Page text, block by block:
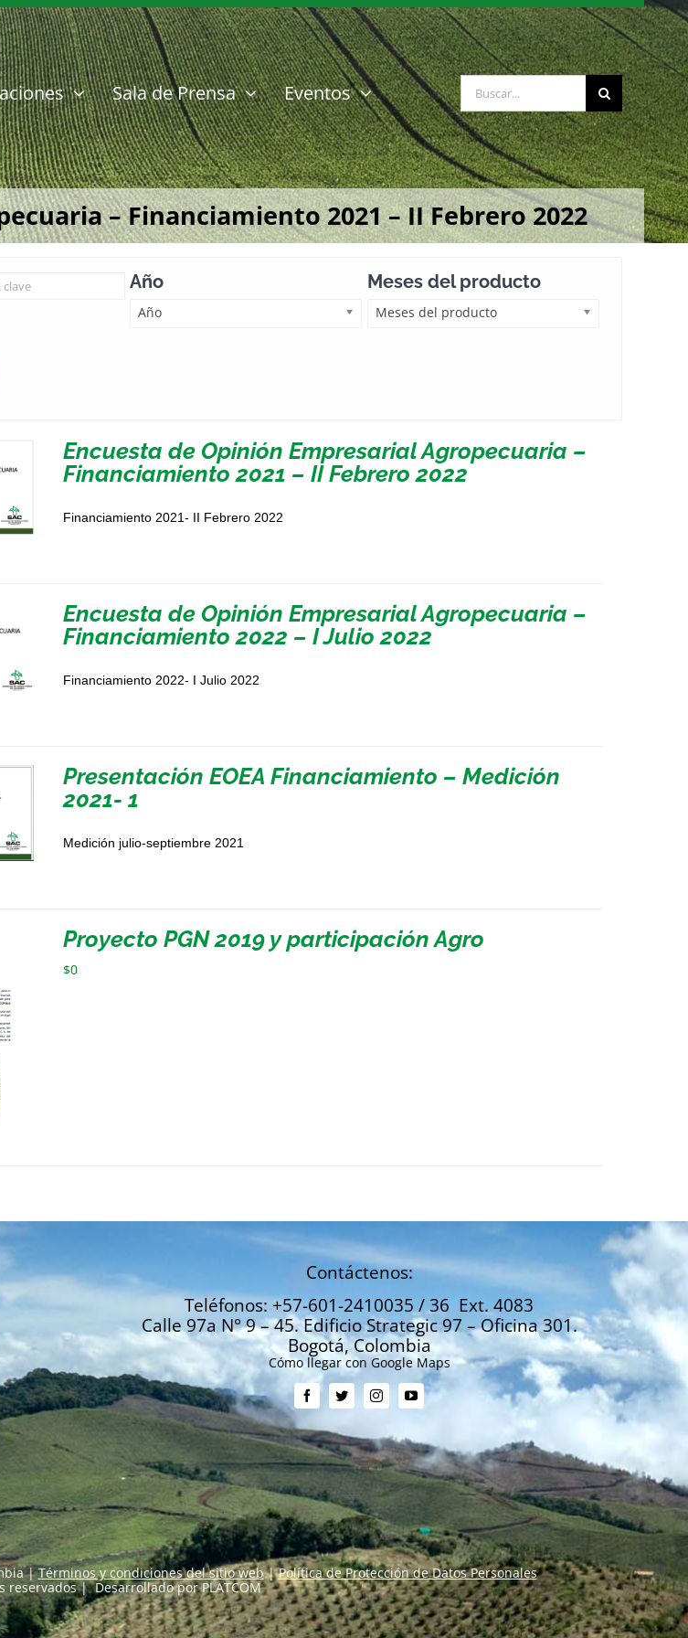
Sala de Prensa Eventos Buscar:
– Financiamiento 2021 – II Febrero 2022
Año
Año
Meses del producto
Meses del producto
Encuesta de Opinión Empresarial Agropecuaria –
Financiamiento 2021 – II Febrero 2022
Financiamiento 2021- II Febrero 2022
Encuesta de Opinión Empresarial Agropecuaria –
Financiamiento 2022 – I Julio 2022
Financiamiento 2022- I Julio 2022
Presentación EOEA Financiamiento – Medición
2021- 1
Medición julio-septiembre 2021
Proyecto PGN 2019 y participación Agro
$0
Contáctenos:
Teléfonos: +57-601-2410035 / 36 Ext. 4083
Calle 97a N° 9 – 45. Edificio Strategic 97 – Oficina 301.
Bogotá, Colombia
Cómo llegar con Google Maps
|Términos y condiciones del sitio web|Política de Protección de Datos Personales
reservados | Desarrollado porPLATCOM